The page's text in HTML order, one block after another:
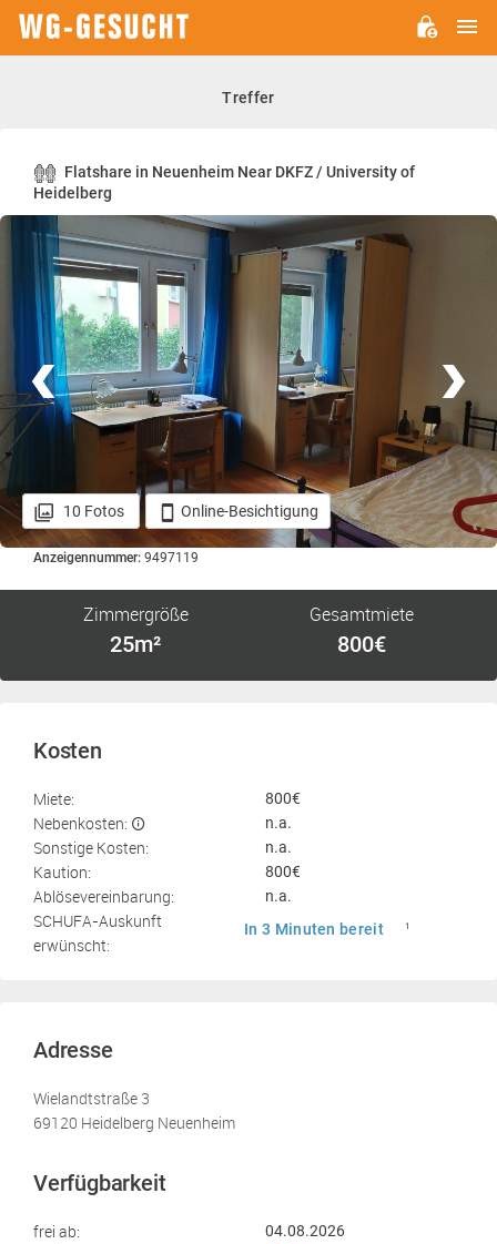
Treffer
Flatshare in Neuenheim Near DKFZ / University of
Heidelberg
10 Fotos Online-Besichtigung
Anzeigennummer: 9497119
Zimmergröße
25m²
Gesamtmiete
800€
Kosten
Miete: 800€
Nebenkosten: n.a.
Sonstige Kosten: n.a.
Kaution: 800€
Ablösevereinbarung: n.a.
SCHUFA-Auskunft
erwünscht:
In 3 Minuten bereit 1
Adresse
Wielandtstraße 3
69120 Heidelberg Neuenheim
Verfügbarkeit
frei ab: 04.08.2026